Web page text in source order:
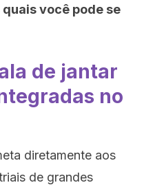
quais você pode se
de jantar
no
diretamente aos
de grandes